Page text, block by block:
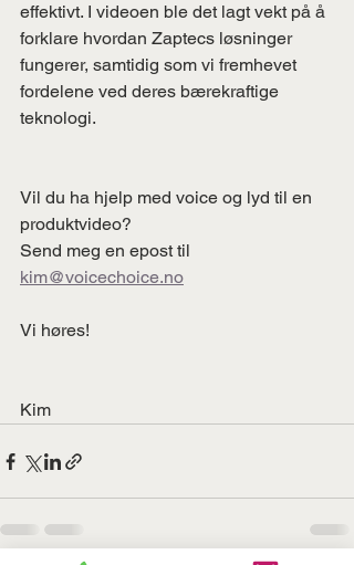
effektivt. I videoen ble det lagt vekt på å
forklare hvordan Zaptecs løsninger
fungerer, samtidig som vi fremhevet
fordelene ved deres bærekraftige
teknologi.
Vil du ha hjelp med voice og lyd til en
produktvideo?
Send meg en epost til
kim@voicechoice.no
Vi høres!
Kim